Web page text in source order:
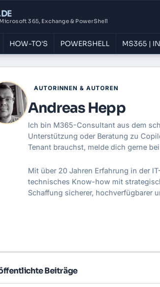
365, Exchange & PowerShell
HOW-TO'S POWERSHELL MS365 |
AUTORINNEN & AUTOREN
Andreas Hepp
Ich bin M365-Consultant aus dem
Unterstützung oder Beratung zu
Tenant brauchst, melde dich gerne
Mit über 20 Jahren Erfahrung in der
technisches Know-how mit
Schaffung sicherer, hochverfügbarer
Beiträge